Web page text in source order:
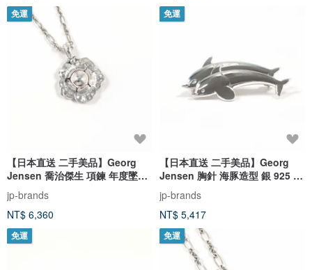
免運
【日本直送 二手美品】Georg
Jensen 喬治傑生 項鍊 年度墜飾
2002 花卉圖案 銀 925
jp-brands
NT$ 6,360
免運
【日本直送 二手美品】Georg
Jensen 胸針 海豚造型 銀 925 古
董精品
jp-brands
NT$ 5,417
免運 免運